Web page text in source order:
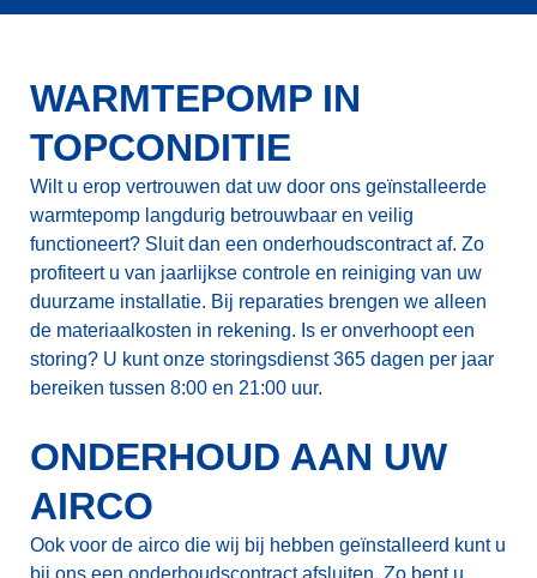
WARMTEPOMP IN
TOPCONDITIE
Wilt u erop vertrouwen dat uw door ons geïnstalleerde
warmtepomp langdurig betrouwbaar en veilig
functioneert? Sluit dan een onderhoudscontract af. Zo
profiteert u van jaarlijkse controle en reiniging van uw
duurzame installatie. Bij reparaties brengen we alleen
de materiaalkosten in rekening. Is er onverhoopt een
storing? U kunt onze storingsdienst 365 dagen per jaar
bereiken tussen 8:00 en 21:00 uur.
ONDERHOUD AAN UW
AIRCO
Ook voor de airco die wij bij hebben geïnstalleerd kunt u
bij ons een onderhoudscontract afsluiten. Zo bent u